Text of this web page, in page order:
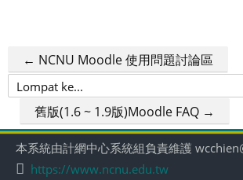
← NCNU Moodle 使用問題討論區
Lompat
舊版(1.6 ~ 1.9版)Moodle FAQ →
本系統由計網中心系統組負責維護
https://www.ncnu.edu.tw